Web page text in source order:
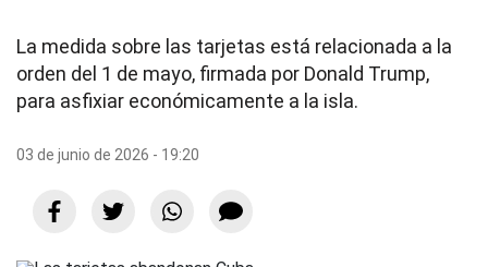
La medida sobre las tarjetas está relacionada a la
orden del 1 de mayo, firmada por Donald Trump,
para asfixiar económicamente a la isla.
03 de junio de 2026 - 19:20